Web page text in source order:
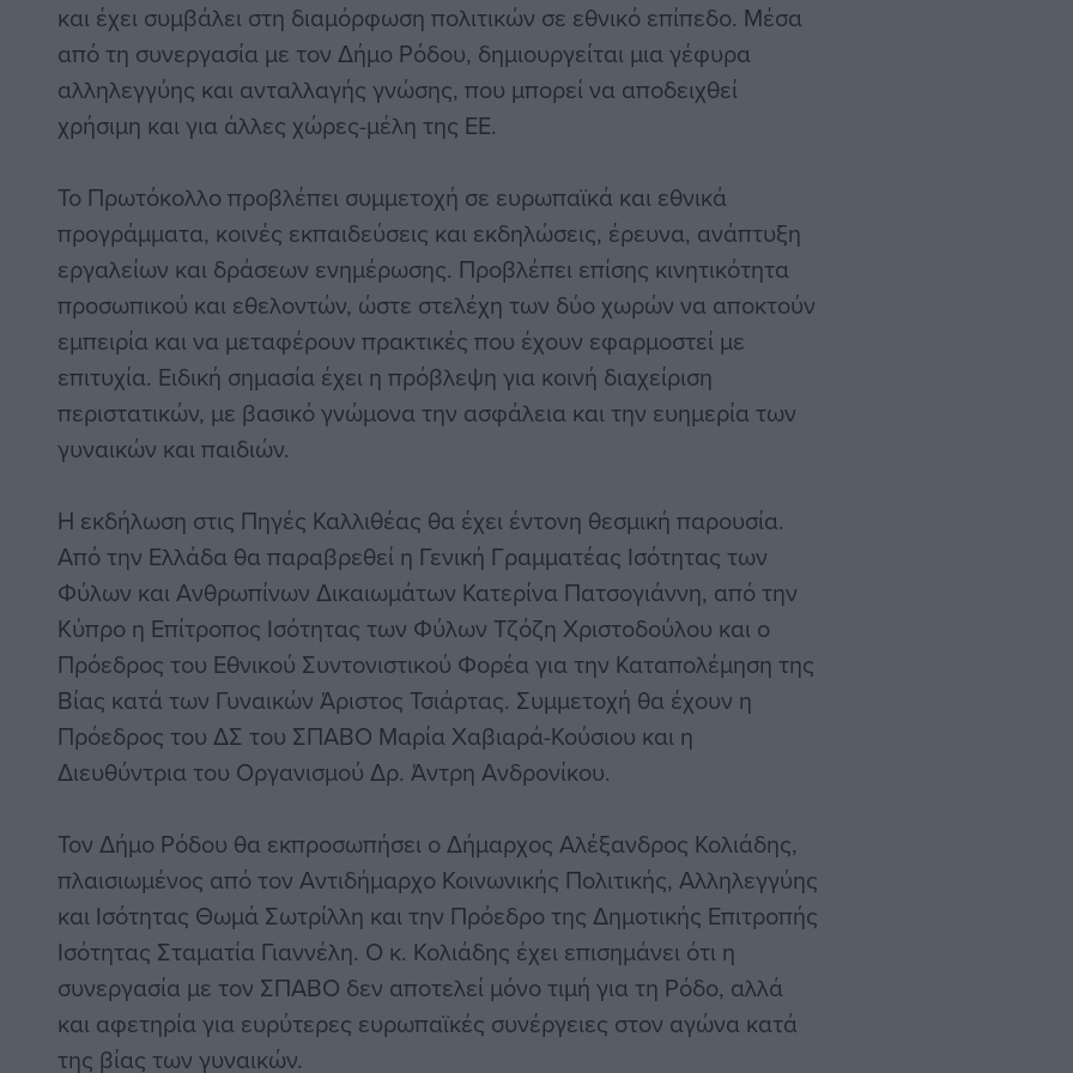
και έχει συμβάλει στη διαμόρφωση πολιτικών σε εθνικό επίπεδο. Μέσα
από τη συνεργασία με τον Δήμο Ρόδου, δημιουργείται μια γέφυρα
αλληλεγγύης και ανταλλαγής γνώσης, που μπορεί να αποδειχθεί
χρήσιμη και για άλλες χώρες-μέλη της ΕΕ.
Το Πρωτόκολλο προβλέπει συμμετοχή σε ευρωπαϊκά και εθνικά
προγράμματα, κοινές εκπαιδεύσεις και εκδηλώσεις, έρευνα, ανάπτυξη
εργαλείων και δράσεων ενημέρωσης. Προβλέπει επίσης κινητικότητα
προσωπικού και εθελοντών, ώστε στελέχη των δύο χωρών να αποκτούν
εμπειρία και να μεταφέρουν πρακτικές που έχουν εφαρμοστεί με
επιτυχία. Ειδική σημασία έχει η πρόβλεψη για κοινή διαχείριση
περιστατικών, με βασικό γνώμονα την ασφάλεια και την ευημερία των
γυναικών και παιδιών.
Η εκδήλωση στις Πηγές Καλλιθέας θα έχει έντονη θεσμική παρουσία.
Από την Ελλάδα θα παραβρεθεί η Γενική Γραμματέας Ισότητας των
Φύλων και Ανθρωπίνων Δικαιωμάτων Κατερίνα Πατσογιάννη, από την
Κύπρο η Επίτροπος Ισότητας των Φύλων Τζόζη Χριστοδούλου και ο
Πρόεδρος του Εθνικού Συντονιστικού Φορέα για την Καταπολέμηση της
Βίας κατά των Γυναικών Άριστος Τσιάρτας. Συμμετοχή θα έχουν η
Πρόεδρος του ΔΣ του ΣΠΑΒΟ Μαρία Χαβιαρά-Κούσιου και η
Διευθύντρια του Οργανισμού Δρ. Άντρη Ανδρονίκου.
Τον Δήμο Ρόδου θα εκπροσωπήσει ο Δήμαρχος Αλέξανδρος Κολιάδης,
πλαισιωμένος από τον Αντιδήμαρχο Κοινωνικής Πολιτικής, Αλληλεγγύης
και Ισότητας Θωμά Σωτρίλλη και την Πρόεδρο της Δημοτικής Επιτροπής
Ισότητας Σταματία Γιαννέλη. Ο κ. Κολιάδης έχει επισημάνει ότι η
συνεργασία με τον ΣΠΑΒΟ δεν αποτελεί μόνο τιμή για τη Ρόδο, αλλά
και αφετηρία για ευρύτερες ευρωπαϊκές συνέργειες στον αγώνα κατά
της βίας των γυναικών.